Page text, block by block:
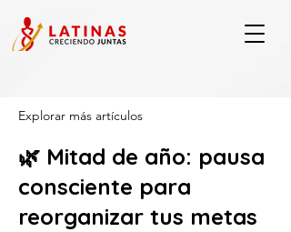
Explorar más artículos
🌿 Mitad de año: pausa
consciente para
reorganizar tus metas